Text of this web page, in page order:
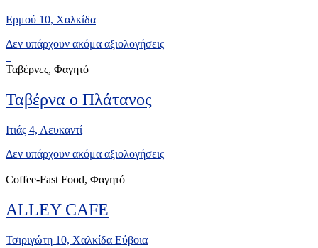
Ερμού 10, Xαλκίδα
Δεν υπάρχουν ακόμα αξιολογήσεις
Ταβέρνες, Φαγητό
Ταβέρνα ο Πλάτανος
Ιτιάς 4, Λευκαντί
Δεν υπάρχουν ακόμα αξιολογήσεις
Coffee-Fast Food, Φαγητό
ALLEY CAFE
Τσιριγώτη 10, Χαλκίδα Εύβοια